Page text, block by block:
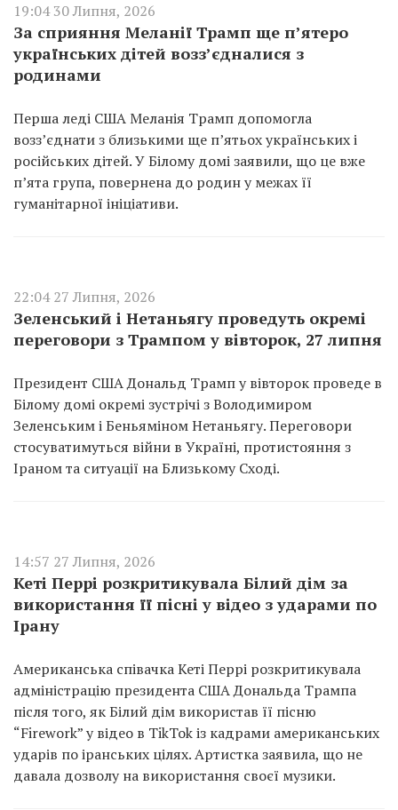
19:04 30 Липня, 2026
За сприяння Меланії Трамп ще п’ятеро
українських дітей возз’єдналися з
родинами
Перша леді США Меланія Трамп допомогла
возз’єднати з близькими ще п’ятьох українських і
російських дітей. У Білому домі заявили, що це вже
п’ята група, повернена до родин у межах її
гуманітарної ініціативи.
22:04 27 Липня, 2026
Зеленський і Нетаньягу проведуть окремі
переговори з Трампом у вівторок, 27 липня
Президент США Дональд Трамп у вівторок проведе в
Білому домі окремі зустрічі з Володимиром
Зеленським і Беньяміном Нетаньягу. Переговори
стосуватимуться війни в Україні, протистояння з
Іраном та ситуації на Близькому Сході.
14:57 27 Липня, 2026
Кеті Перрі розкритикувала Білий дім за
використання її пісні у відео з ударами по
Ірану
Американська співачка Кеті Перрі розкритикувала
адміністрацію президента США Дональда Трампа
після того, як Білий дім використав її пісню
“Firework” у відео в TikTok із кадрами американських
ударів по іранських цілях. Артистка заявила, що не
давала дозволу на використання своєї музики.